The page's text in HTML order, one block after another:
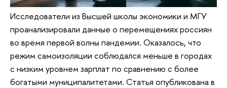
Исследователи из Высшей школы экономики и МГУ
проанализировали данные о перемещениях россиян
во время первой волны пандемии. Оказалось, что
режим самоизоляции соблюдался меньше в городах
с низким уровнем зарплат по сравнению с более
богатыми муниципалитетами. Статья опубликована в